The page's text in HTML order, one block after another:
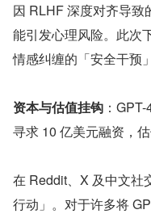
因 RLHF 深度对齐导
能引发心理风险。此次
情感纠缠的「安全干预
资本与估值挂钩 ：
寻求 10 亿美元融资，
在 Reddit、X 及中文社
行动」。对于许多将